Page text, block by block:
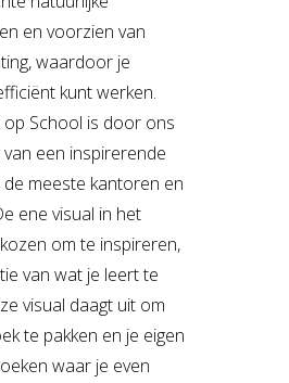
en voorzien van
waardoor je
kunt werken.
op School is door ons
een inspirerende
de meeste kantoren en
ene visual in het
om te inspireren,
van wat je leert te
visual daagt uit om
te pakken en je eigen
waar je even